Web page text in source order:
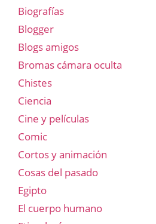
Biografías
Blogger
Blogs amigos
Bromas cámara oculta
Chistes
Ciencia
Cine y películas
Comic
Cortos y animación
Cosas del pasado
Egipto
El cuerpo humano